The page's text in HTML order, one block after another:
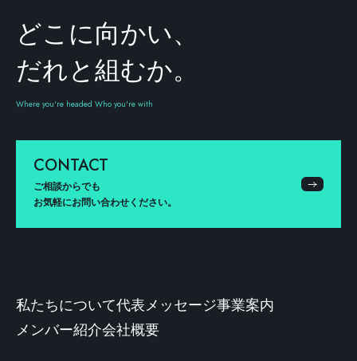
どこに向かい、
だれと組むか。
Where you're headed Who you're with
CONTACT
ご相談からでも
お気軽にお問い合わせください。
私たちについて代表メッセージ事業案内
メンバー紹介会社概要